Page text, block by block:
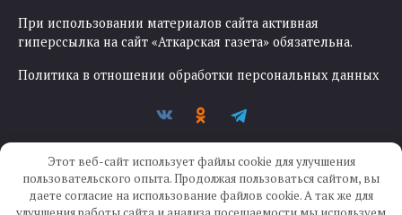
При использовании материалов сайта активная
гиперссылка на сайт «Аткарская газета» обязательна.
Политика в отношении обработки персональных данных
Этот веб-сайт использует файлы cookie для улучшения
пользовательского опыта. Продолжая пользоваться сайтом, вы
даете согласие на использование файлов cookie. А так же для